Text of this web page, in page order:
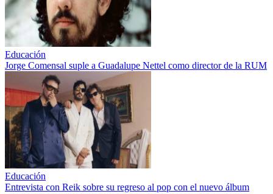
Educación
Jorge Comensal suple a Guadalupe Nettel como director de la RUM
Educación
Entrevista con Reik sobre su regreso al pop con el nuevo álbum